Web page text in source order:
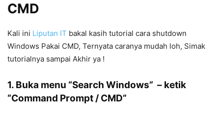
CMD
Kali ini Liputan IT bakal kasih tutorial cara shutdown
Windows Pakai CMD, Ternyata caranya mudah loh, Simak
tutorialnya sampai Akhir ya !
1. Buka menu “Search Windows” – ketik
“Command Prompt / CMD”